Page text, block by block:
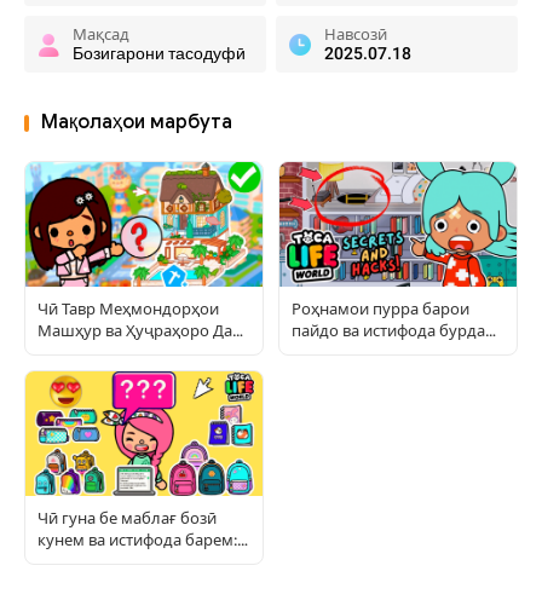
Мақсад
Бозигарони тасодуфӣ
Навсозӣ
2025.07.18
Мақолаҳои марбута
Чӣ Тавр Меҳмондорҳои
Машҳур ва Ҳуҷраҳоро Дар
Намудан
Роҳнамои пурра барои
пайдо ва истифода бурдани
Чӣ гуна бе маблағ бозӣ
кунем ва истифода барем: